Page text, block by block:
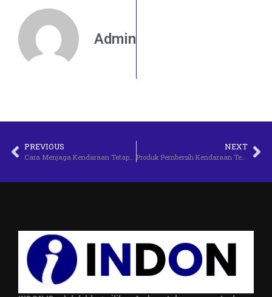
Admin
PREVIOUS
Cara Menjaga Kendaraan Tetap Baru Lebih Lama
NEXT
Produk Pembersih Kendaraan Terbaik